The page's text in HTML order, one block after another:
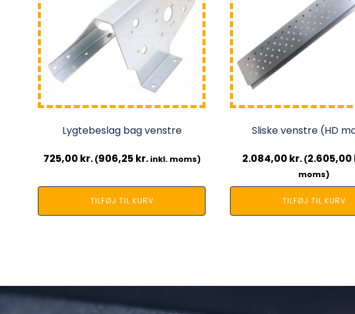
Lygtebeslag bag venstre
725,00 kr. (906,25 kr.inkl. moms)
TILFØJ TIL KURV
Sliske venstre (HD
2.084,00 kr. (2.605,00
moms)
TILFØJ TIL KURV